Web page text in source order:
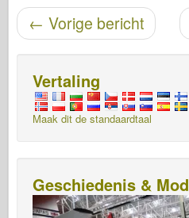
Bericht navigatie
← Vorige bericht
Vertaling
Maak dit de standaardtaal
Geschiedenis &